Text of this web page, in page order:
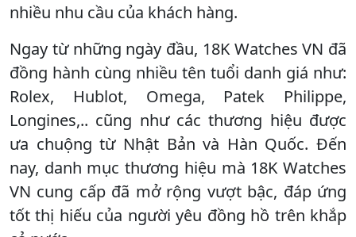
nhiều nhu cầu của khách hàng.
Ngay từ những ngày đầu, 18K Watches VN đã
đồng hành cùng nhiều tên tuổi danh giá như:
Rolex, Hublot, Omega, Patek Philippe,
Longines,.. cũng như các thương hiệu được
ưa chuộng từ Nhật Bản và Hàn Quốc. Đến
nay, danh mục thương hiệu mà 18K Watches
VN cung cấp đã mở rộng vượt bậc, đáp ứng
tốt thị hiếu của người yêu đồng hồ trên khắp